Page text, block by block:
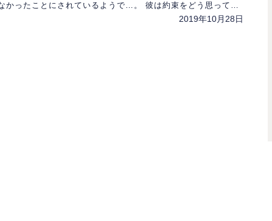
がとうございました！こちらこそ、最後まで
訳ありませんでした・・・。最後のカードの
「小さな考えにとらわれて、大切なことを見
にしていたことは、まったく問題ではありませ
に思った時、よかったらまた鑑定にきてくだ
かったことにされているようで…。 彼は約束をどう思ってい
2019年10月28日